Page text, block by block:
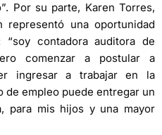
Por su parte, Karen Torres,
representó una oportunidad
contadora auditora de
comenzar a postular a
ingresar a trabajar en la
de empleo puede entregar un
para mis hijos y una mayor